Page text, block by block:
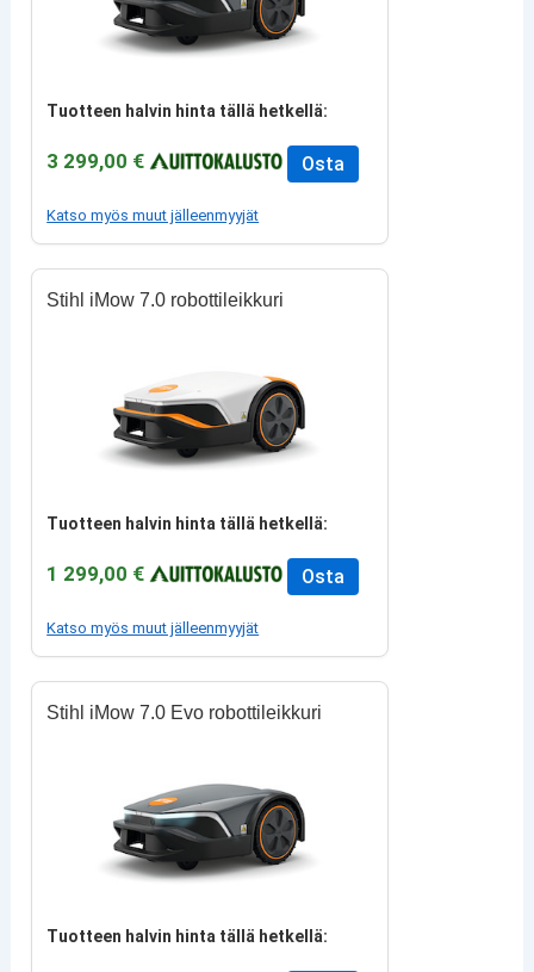
Tuotteen halvin hinta tällä hetkellä:
3 299,00 € Osta
Katso myös muut jälleenmyyjät
Stihl iMow 7.0 robottileikkuri
Tuotteen halvin hinta tällä hetkellä:
1 299,00 € Osta
Katso myös muut jälleenmyyjät
Stihl iMow 7.0 Evo robottileikkuri
Tuotteen halvin hinta tällä hetkellä: